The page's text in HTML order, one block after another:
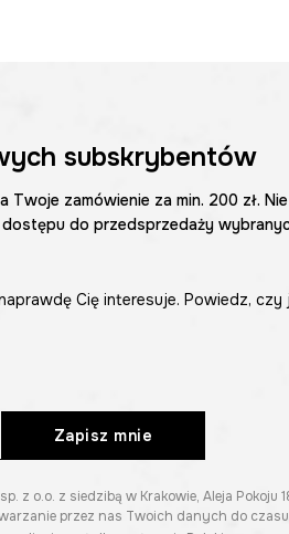
subskrybentów
zamówienie za min. 200 zł.
do przedsprzedaży
Cię interesuje. Powiedz, czy
Zapisz mnie
o.o. z siedzibą w Krakowie, Aleja Pokoju
przez nas Twoich danych do